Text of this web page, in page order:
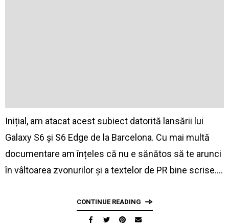
Inițial, am atacat acest subiect datorită lansării lui
Galaxy S6 și S6 Edge de la Barcelona. Cu mai multă
documentare am înțeles că nu e sănătos să te arunci
în vâltoarea zvonurilor și a textelor de PR bine scrise.…
CONTINUE READING